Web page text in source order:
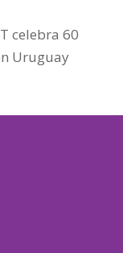
celebra 60
Uruguay